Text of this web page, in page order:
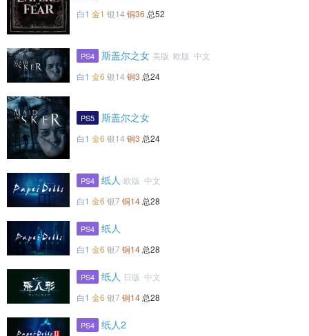
白1 金1 银14 铜36 总52
PS4 斯盖尔之女 美版 欧版 中文
白1 金6 银14 铜3 总24
PS5 斯盖尔之女
白1 金6 银14 铜3 总24
PS4 纸人 欧版 中文
白1 金6 银7 铜14 总28
PS4 纸人
白1 金6 银7 铜14 总28
PS4 纸人 日版 中文
白1 金6 银7 铜14 总28
PS4 纸人2